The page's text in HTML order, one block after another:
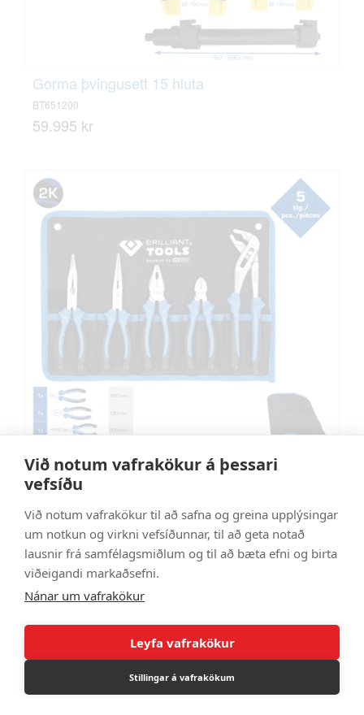
Við notum vafrakökur á þessari
vefsíðu
Við notum vafrakökur til að safna og greina upplýsingar
um notkun og virkni vefsíðunnar, til að geta notað
lausnir frá samfélagsmiðlum og til að bæta efni og birta
viðeigandi markaðsefni.
Nánar um vafrakökur
Leyfa vafrakökur
Stillingar á vafrakökum
Gorma þvingusett 15 hluta
BT651200
59.995 kr
BT060005
9.590 kr